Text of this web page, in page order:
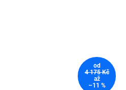
od
4 175 Kč
až
–11 %